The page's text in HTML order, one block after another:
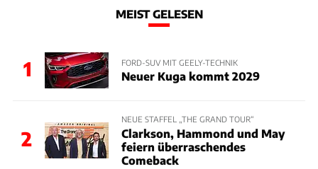
MEIST GELESEN
1 FORD-SUV MIT GEELY-TECHNIK
Neuer Kuga kommt 2029
2
NEUE STAFFEL „THE GRAND TOUR“
Clarkson, Hammond und May
feiern überraschendes
Comeback